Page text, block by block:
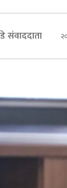
संवाददाता